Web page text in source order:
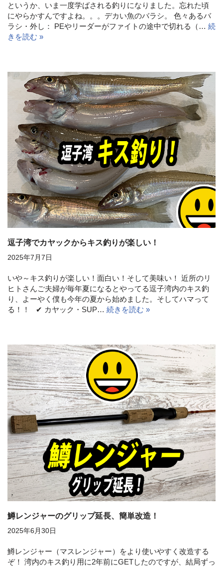
というか、いま一度学ばされる釣りになりました。忘れた頃
にやらかすんですよね。。。デカい魚のバラシ。 色々あるバ
ラシ・外し： PEやリーダーがファイトの途中で切れる（… 続
きを読む »
逗子湾でカヤックからキス釣りが楽しい！
2025年7月7日
いや～キス釣りが楽しい！面白い！そして美味い！ 近所のリ
ヒトさんご夫婦が毎年夏になるとやってる逗子湾内のキス釣
り、よーやく僕も今年の夏から始めました。そしてハマって
る！！ ✔ カヤック・SUP… 続きを読む »
鱒レンジャーのグリップ延長、簡単改造！
2025年6月30日
鱒レンジャー（マスレンジャー）をより使いやすく改造する
ぞ！ 湾内のキス釣り用に2年前にGETしたのですが、結局ずっ